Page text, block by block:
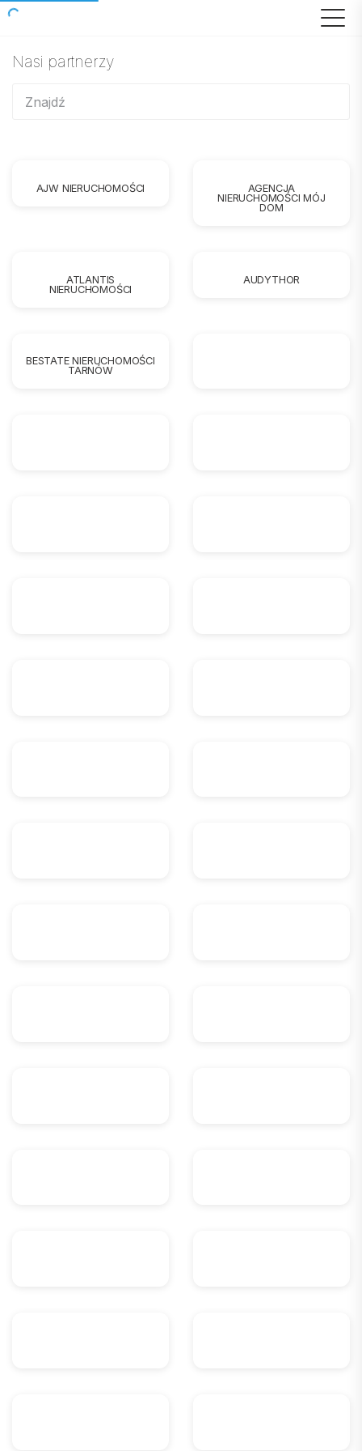
Nasi partnerzy
AJW NIERUCHOMOŚCI
AGENCJA
NIERUCHOMOŚCI MÓJ
DOM
ATLANTIS
NIERUCHOMOŚCI
AUDYTHOR
BESTATE NIERUCHOMOŚCI
TARNÓW